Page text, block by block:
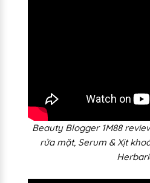
Beauty Blogger 1M88
rửa mặt, Serum & Xịt